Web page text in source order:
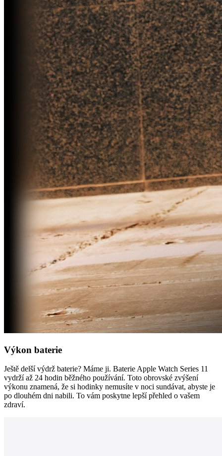
Výkon baterie
Ještě delší výdrž baterie? Máme ji. Baterie Apple Watch Series 11
vydrží až 24 hodin běžného používání. Toto obrovské zvýšení
výkonu znamená, že si hodinky nemusíte v noci sundávat, abyste je
po dlouhém dni nabili. To vám poskytne lepší přehled o vašem
zdraví.